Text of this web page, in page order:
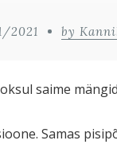
2021 by
saime
Samas